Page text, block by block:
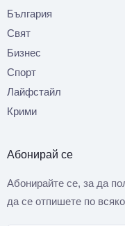
България
Свят
Бизнес
Спорт
Лайфстайл
Крими
Абонирай се
Абонирайте се, за да
да се отпишете по